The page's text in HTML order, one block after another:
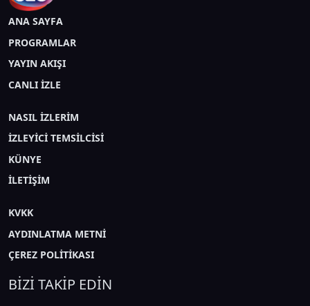
ANA SAYFA
PROGRAMLAR
YAYIN AKIŞI
CANLI İZLE
NASIL İZLERİM
İZLEYİCİ TEMSİLCİSİ
KÜNYE
İLETİŞİM
KVKK
AYDINLATMA METNİ
ÇEREZ POLİTİKASI
BİZİ TAKİP EDİN